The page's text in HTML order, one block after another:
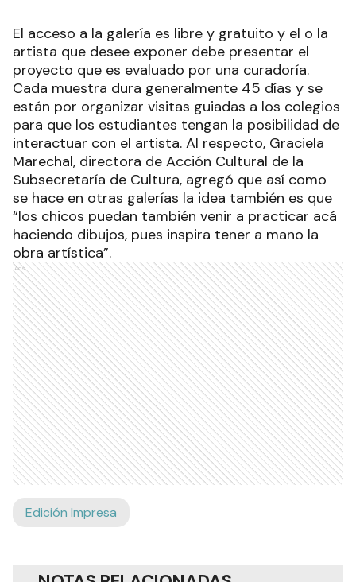
El acceso a la galería es libre y gratuito y el o la
artista que desee exponer debe presentar el
proyecto que es evaluado por una curadoría.
Cada muestra dura generalmente 45 días y se
están por organizar visitas guiadas a los colegios
para que los estudiantes tengan la posibilidad de
interactuar con el artista. Al respecto, Graciela
Marechal, directora de Acción Cultural de la
Subsecretaría de Cultura, agregó que así como
se hace en otras galerías la idea también es que
“los chicos puedan también venir a practicar acá
haciendo dibujos, pues inspira tener a mano la
obra artística”.
Ads
Edición Impresa